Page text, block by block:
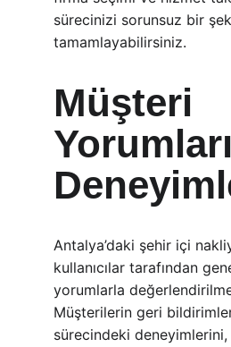
sürecinizi sorunsuz bir
tamamlayabilirsiniz.
Müşteri
Antalya’daki şehir içi
kullanıcılar tarafından
yorumlarla
Müşterilerin geri
sürecindeki deneyimlerini,